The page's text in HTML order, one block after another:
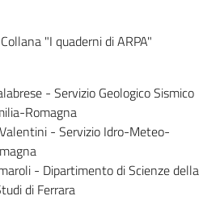
"I quaderni di ARPA"
- Servizio Geologico Sismico
Romagna
- Servizio Idro-Meteo-
- Dipartimento di Scienze della
di Ferrara